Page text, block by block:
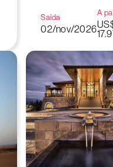
Saída
02/nov/2026
A